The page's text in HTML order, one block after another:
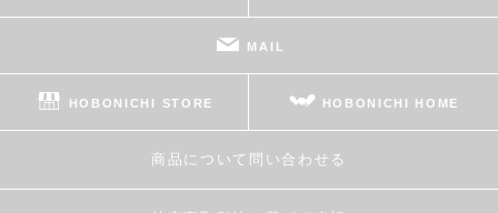
MAIL
HOBONICHI STORE HOBONICHI HOME
商品について問い合わせる